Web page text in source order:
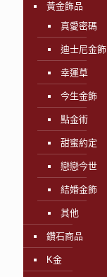
黃金飾品
真愛密碼
迪士尼金飾
幸運草
今生金飾
點金術
甜蜜約定
戀戀今世
結婚金飾
其他
鑽石商品
K金